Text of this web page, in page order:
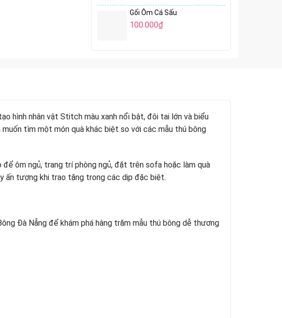
Gối Ôm Cá Sấu
100.000₫
hình nhân vật Stitch màu xanh nổi bật, đôi tai lớn và biểu
tìm một món quà khác biệt so với các mẫu thú bông
ôm ngủ, trang trí phòng ngủ, đặt trên sofa hoặc làm quà
ấn tượng khi trao tặng trong các dịp đặc biệt.
Đà Nẵng để khám phá hàng trăm mẫu thú bông dễ thương